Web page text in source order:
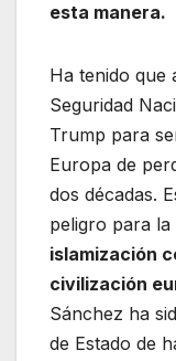
esta manera.
Ha tenido que
Seguridad
Trump para
Europa de
dos décadas.
peligro para la
islamización
civilización
Sánchez ha
de Estado de